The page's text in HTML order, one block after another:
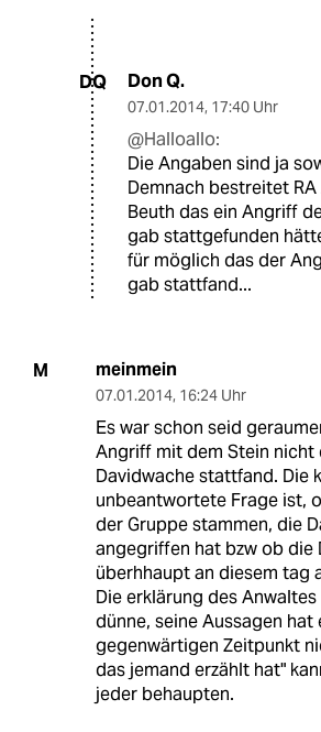
DQ Don Q.
07.01.2014, 17:40 Uhr
@Halloallo:
Die Angaben sind ja
Demnach bestreitet
Beuth das ein Angriff
gab stattgefunden
für möglich das der
gab stattfand...
M meinmein
07.01.2014, 16:24 Uhr
Es war schon seid
Angriff mit dem Stein nicht
Davidwache stattfand. Die
unbeantwortete Frage ist,
der Gruppe stammen, die
angegriffen hat bzw ob die
überhhaupt an diesem tag
Die erklärung des
dünne, seine Aussagen hat
gegenwärtigen Zeitpunkt
das jemand erzählt hat"
jeder behaupten.